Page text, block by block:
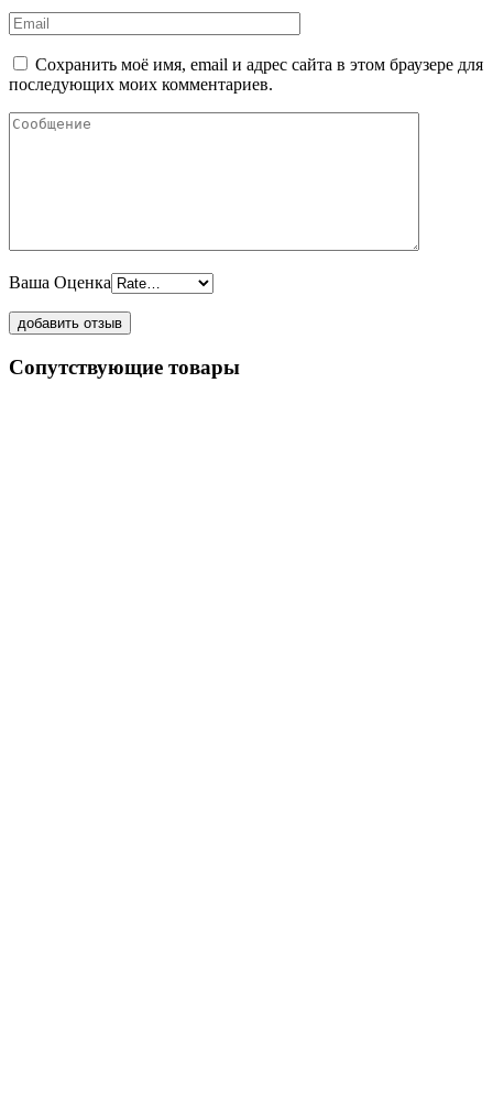
Сохранить моё имя, email и адрес сайта в этом браузере для
последующих моих комментариев.
Ваша Оценка
Сопутствующие товары